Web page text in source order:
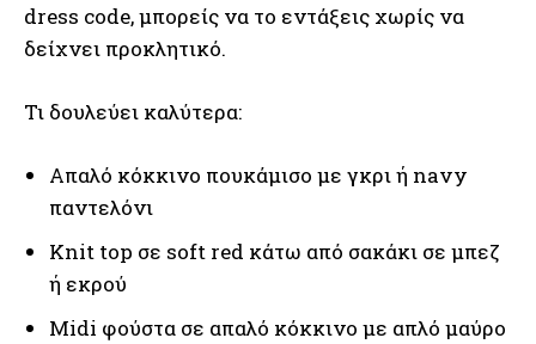
dress code, μπορείς να το εντάξεις χωρίς να
δείχνει προκλητικό.
Τι δουλεύει καλύτερα:
Απαλό κόκκινο πουκάμισο με γκρι ή navy
παντελόνι
Knit top σε soft red κάτω από σακάκι σε μπεζ
ή εκρού
Midi φούστα σε απαλό κόκκινο με απλό μαύρο